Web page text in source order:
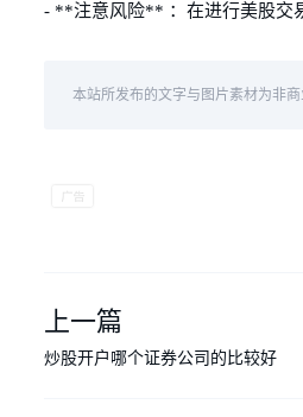
- **注意风险** ：在进行美股交
本站所发布的文字与图片素材为非
上一篇
炒股开户哪个证券公司的比较好